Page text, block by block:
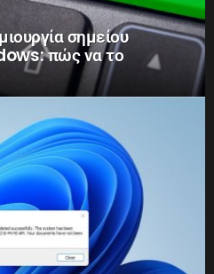
σημείου
πώς να το